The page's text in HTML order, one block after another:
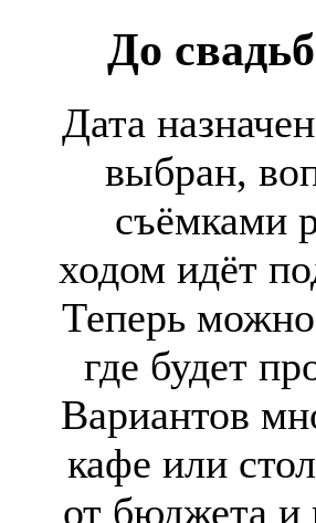
До
Дата
выбран,
съёмками
ходом идёт
Теперь
где будет
Вариантов
кафе или
от бюджета и